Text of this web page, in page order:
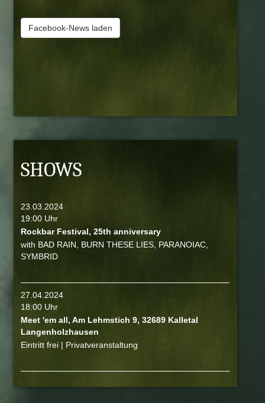
Facebook-News laden
SHOWS
23.03.2024
19:00 Uhr
Rockbar Festival, 25th anniversary
with BAD RAIN, BURN THESE LIES, PARANOIAC,
SYMBRID
27.04.2024
18:00 Uhr
Meet 'em all, Am Lehmstich 9, 32689 Kalletal
Langenholzhausen
Eintritt frei | Privatveranstaltung